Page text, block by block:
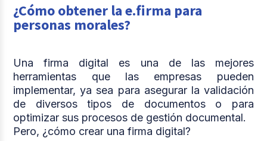
¿Cómo obtener la e.firma para
personas morales?
Una firma digital es una de las mejores
herramientas que las empresas pueden
implementar, ya sea para asegurar la validación
de diversos tipos de documentos o para
optimizar sus procesos de gestión documental.
Pero, ¿cómo crear una firma digital?